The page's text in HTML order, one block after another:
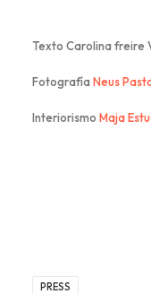
Texto Carolina freire
FotografíaNeus
Interiorismo Maja
PRESS